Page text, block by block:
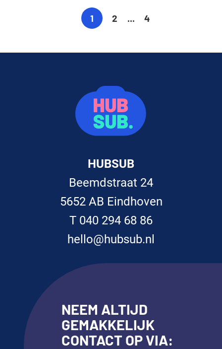
1 2 ... 4
HUBSUB
Beemdstraat 24
5652 AB Eindhoven
T 040 294 68 86
hello@hubsub.nl
NEEM ALTIJD
GEMAKKELIJK
CONTACT OP VIA: